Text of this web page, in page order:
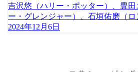
吉沢悠（ハリー・ポッター）、豊
ー・グレンジャー）、石垣佑磨（
2024年12月6日